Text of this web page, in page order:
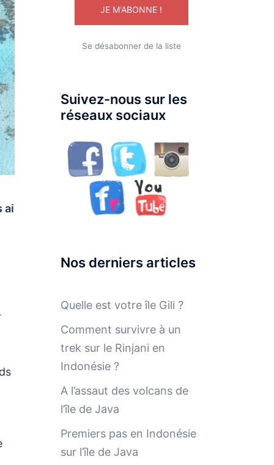
ai
Se désabonner de la liste
Suivez-nous sur les
réseaux sociaux
Nos derniers articles
Quelle est votre île Gili ?
Comment survivre à un
trek sur le Rinjani en
Indonésie ?
A l’assaut des volcans de
l’île de Java
Premiers pas en Indonésie
sur l’île de Java